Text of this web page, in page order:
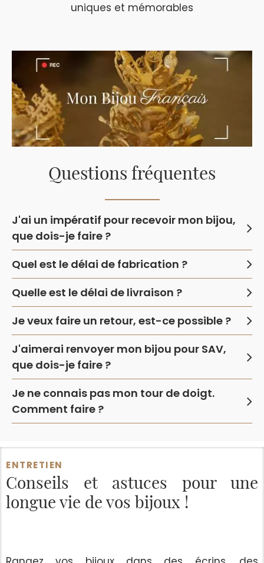
Questions fréquentes
J'ai un impératif pour recevoir mon bijou,
que dois-je faire ?
Quel est le délai de fabrication ?
Quelle est le délai de livraison ?
Je veux faire un retour, est-ce possible ?
J'aimerai renvoyer mon bijou pour SAV,
que dois-je faire ?
Je ne connais pas mon tour de doigt.
Comment faire ?
uniques et mémorables
ENTRETIEN
Conseils et astuces pour une
longue vie de vos bijoux !